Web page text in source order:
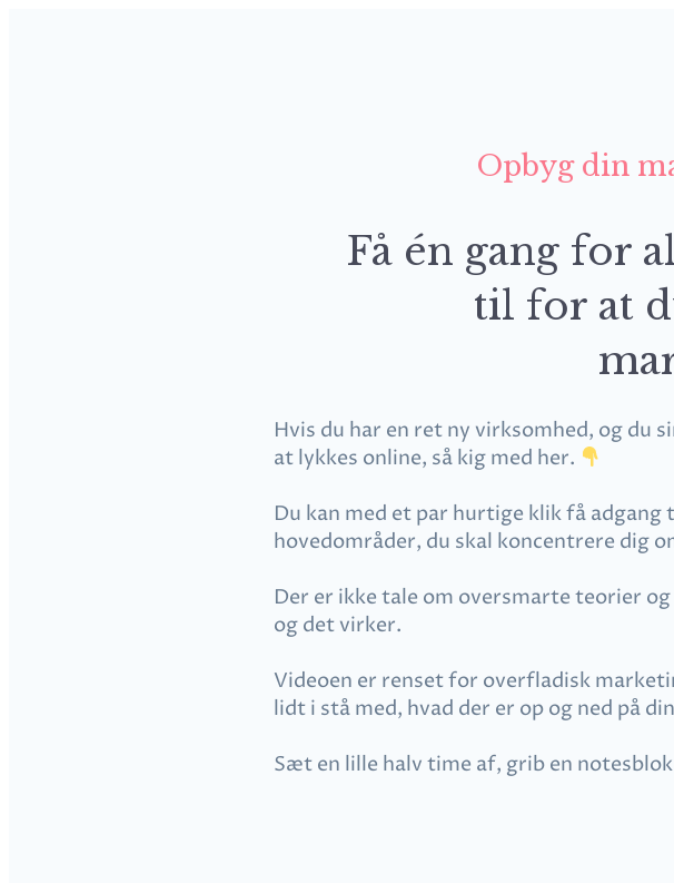
Opbyg din
Få én gang for
til for at
Hvis du har en ret ny virksomhed, og du
at lykkes online, så kig med her.
Du kan med et par hurtige klik få
hovedområder, du skal koncentrere dig
Der er ikke tale om oversmarte teorier
og det virker.
Videoen er renset for overfladisk
lidt i stå med, hvad der er op og ned på
Sæt en lille halv time af, grib en